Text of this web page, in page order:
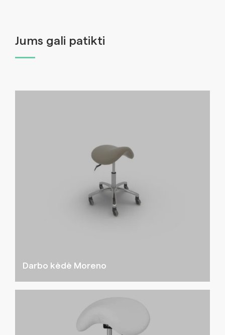
Jums gali patikti
Darbo kėdė Moreno